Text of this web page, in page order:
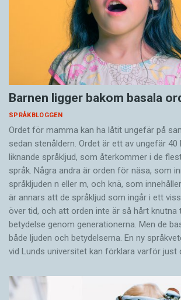
Barnen ligger bakom basala
SPRÅKBLOGGEN
Ordet för mamma kan ha låtit ungefär på
sedan stenåldern. Ordet är ett av ungefär 40
liknande språkljud, som återkommer i de
språk. Några andra är orden för näsa, som
språkljuden n eller m, och knä, som
är annars att de språkljud som ingår i ett
över tid, och att orden inte är så hårt knutna
betydelse genom generationerna. Men de
både ljuden och betydelserna. En ny
vid Lunds universitet kan förklara varför just